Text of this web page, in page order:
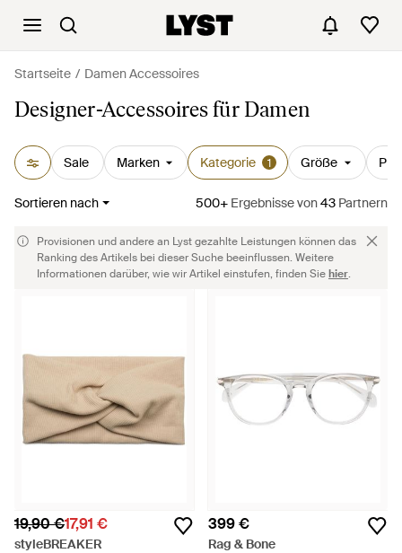
Startseite Damen Accessoires
Designer-Accessoires für Damen
Sale Marken Kategorie 1 Größe
Sortieren nach 500+ Ergebnissevon43 Partnern
Provisionen und andere an Lyst gezahlte Leistungen können das
Ranking des Artikels bei dieser Suche beeinflussen. Weitere
Informationen darüber, wie wir Artikel einstufen, finden Siehier.
19,90 €17,91 €
styleBREAKER
399 €
Rag & Bone